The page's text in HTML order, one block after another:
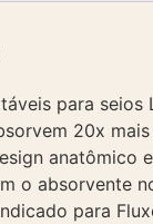
para seios
20x
anatômico
o absorvente
para